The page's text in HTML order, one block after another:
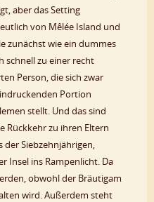
aber das Setting
von Mêlée Island und
zunächst wie ein dummes
schnell zu einer recht
Person, die sich zwar
Portion
stellt. Und das sind
Rückkehr zu ihren Eltern
der Siebzehnjährigen,
Insel ins Rampenlicht. Da
obwohl der Bräutigam
wird. Außerdem steht